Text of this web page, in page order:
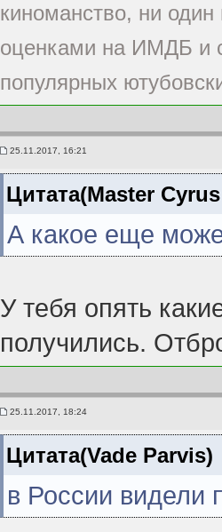
киноманство, ни
оценками на ИМДБ и
популярных
25.11.2017, 16:21
Цитата(Master
А какое еще
У тебя опять
получились.
25.11.2017, 18:24
Цитата(Vade Parvis)
в России видели